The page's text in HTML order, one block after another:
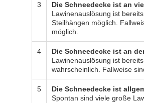
3
Die Schneedecke ist an
Lawinenauslösung ist
Steilhängen möglich.
möglich.
4
Die Schneedecke ist an
Lawinenauslösung ist
wahrscheinlich. Fallweise
5
Die Schneedecke ist
Spontan sind viele große